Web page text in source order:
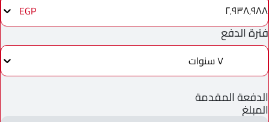
٢٬٩٣٨٬٩٨٨ EGP
فترة الدفع
٧ سنوات
الدفعة المقدمة
المبلغ